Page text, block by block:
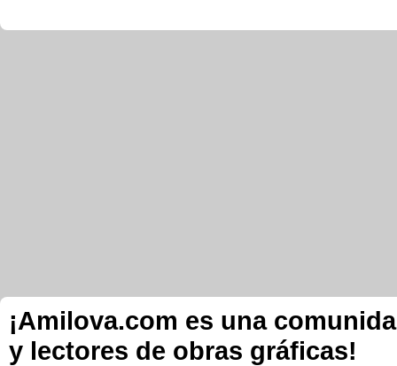
¡Amilova.com es una
y lectores de obras gráficas!